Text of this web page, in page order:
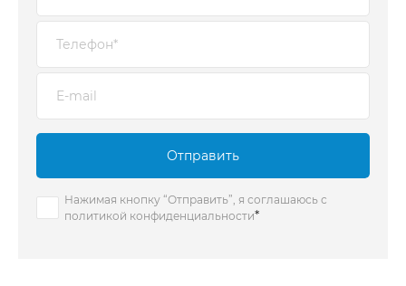
Отправить
Нажимая кнопку “Отправить”, я соглашаюсь с
политикой конфиденциальности*